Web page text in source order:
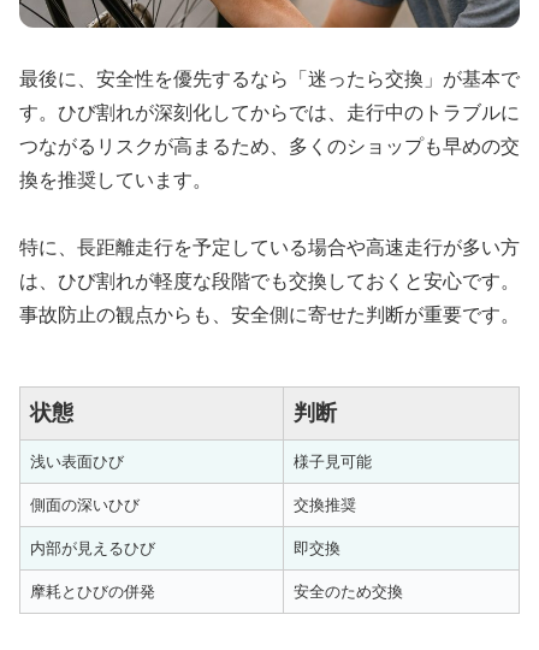
最後に、安全性を優先するなら「迷ったら交換」が基本で
す。ひび割れが深刻化してからでは、走行中のトラブルに
つながるリスクが高まるため、多くのショップも早めの交
換を推奨しています。
特に、長距離走行を予定している場合や高速走行が多い方
は、ひび割れが軽度な段階でも交換しておくと安心です。
事故防止の観点からも、安全側に寄せた判断が重要です。
状態 判断
浅い表面ひび 様子見可能
側面の深いひび 交換推奨
内部が見えるひび 即交換
摩耗とひびの併発 安全のため交換